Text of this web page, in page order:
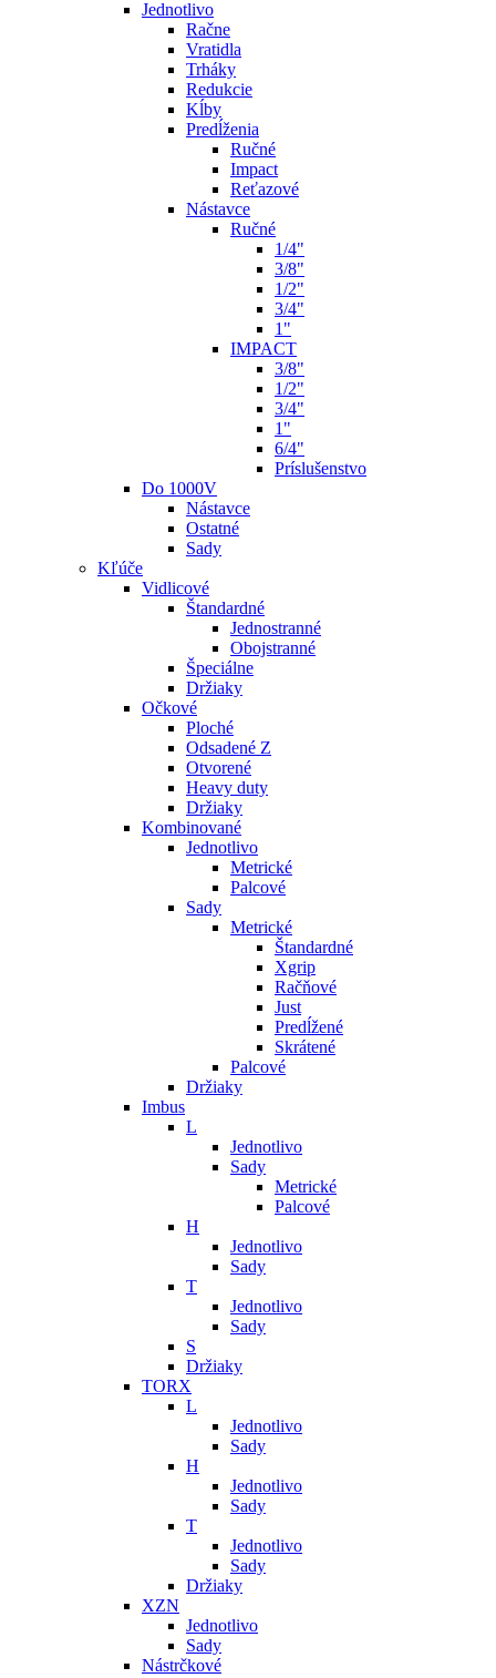
Jednotlivo
Račne
Vratidla
Trháky
Redukcie
Kĺby
Predĺženia
Ručné
Impact
Reťazové
Nástavce
Ručné
1/4"
3/8"
1/2"
3/4"
1"
IMPACT
3/8"
1/2"
3/4"
1"
6/4"
Príslušenstvo
Do 1000V
Nástavce
Ostatné
Sady
Kľúče
Vidlicové
Štandardné
Jednostranné
Obojstranné
Špeciálne
Držiaky
Očkové
Ploché
Odsadené Z
Otvorené
Heavy duty
Držiaky
Kombinované
Jednotlivo
Metrické
Palcové
Sady
Metrické
Štandardné
Xgrip
Račňové
Just
Predĺžené
Skrátené
Palcové
Držiaky
Imbus
L
Jednotlivo
Sady
Metrické
Palcové
H
Jednotlivo
Sady
T
Jednotlivo
Sady
S
Držiaky
TORX
L
Jednotlivo
Sady
H
Jednotlivo
Sady
T
Jednotlivo
Sady
Držiaky
XZN
Jednotlivo
Sady
Nástrčkové